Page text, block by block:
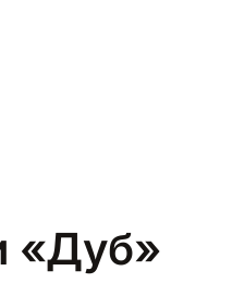
«Дуб»